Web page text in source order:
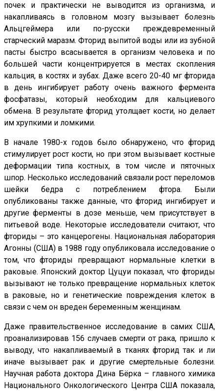
почек и практически не выводится из организма, и
накапливаясь в головном мозгу вызывает болезнь
Альцгеймера или по-русски преждевременный
старческий маразм. Фторид выпитой воды или из зубной
пасты быстро всасывается в организм человека и по
большей части концентрируется в местах скопления
кальция, в костях и зубах. Даже всего 20-40 мг фторида
в день ингибирует работу очень важного фермента
фосфатазы, который необходим для кальциевого
обмена. В результате фторид утолщает кости, но делает
им хрупкими и ломкими.
В начале 1980-х годов было обнаружено, что фторид
стимулирует рост кости, но при этом вызывает костные
деформации типа костных, в том числе и пяточных
шпор. Несколько исследований связали рост переломов
шейки бедра с потреблением фтора. Были
опубликованы также данные, что фторид ингибирует и
другие ферменты в дозе меньше, чем присутствует в
питьевой воде. Некоторые исследователи считают, что
фториды – это канцерогены. Национальная лаборатория
Агонны (США) в 1988 году опубликовала исследование о
том, что фториды превращают нормальные клетки в
раковые. Японский доктор Цуцуи показал, что фториды
вызывают не только превращение нормальных клеток
в раковые, но и генетические повреждения клеток в
связи с чем он вреден беременным женщинам.
Даже правительственное исследование в самих США,
проанализировав 156 случаев смерти от рака, пришло к
выводу, что накапливаемый в тканях фторид так и ли
иначе вызывает рак и другие смертельные болезни.
Научная работа доктора Дина Бёрка – главного химика
Национального Онкологического Центра США показала,